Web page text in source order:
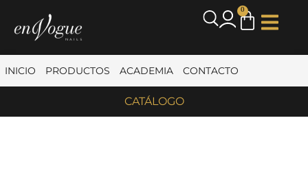
0
INICIO PRODUCTOS ACADEMIA CONTACTO
CATÁLOGO